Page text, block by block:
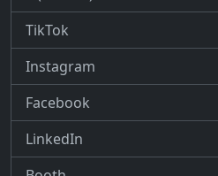
TikTok
Instagram
Facebook
LinkedIn